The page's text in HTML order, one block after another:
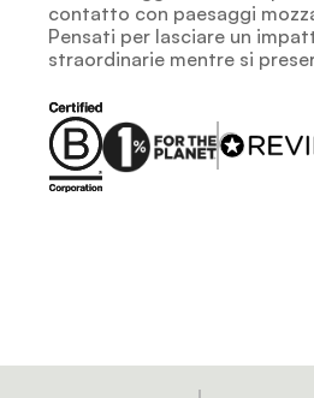
contatto con paesaggi
Pensati per lasciare un
straordinarie mentre si